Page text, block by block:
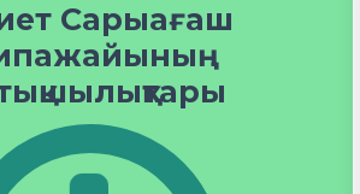
Сарыағаш